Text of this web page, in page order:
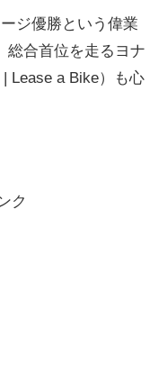
ジ優勝という偉業
総合首位を走るヨナ
Lease a Bike）も心
ク